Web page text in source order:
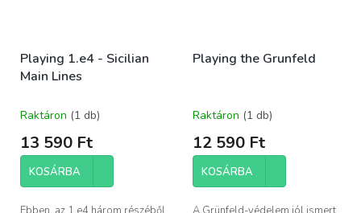
Playing 1.e4 - Sicilian
Main Lines
Raktáron (1 db)
13 590 Ft
KOSÁRBA
Playing the Grunfeld
Raktáron (1 db)
12 590 Ft
KOSÁRBA